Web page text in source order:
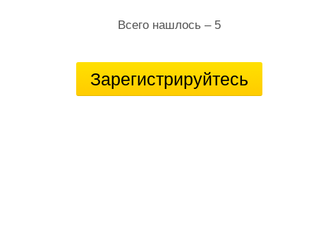
Всего нашлось – 5
Зарегистрируйтесь